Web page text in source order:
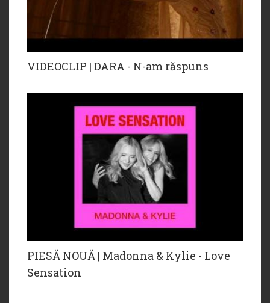
VIDEOCLIP | DARA - N-am răspuns
PIESĂ NOUĂ | Madonna & Kylie - Love
Sensation